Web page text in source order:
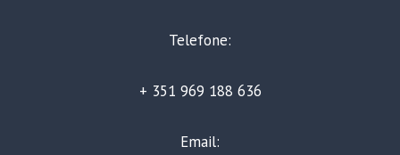
Telefone:
+ 351 969 188 636
Email: